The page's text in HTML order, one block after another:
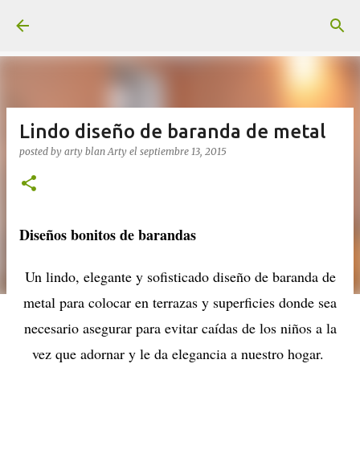
Lindo diseño de baranda de metal
posted by arty blanArty el septiembre 13, 2015
Diseños bonitos de barandas
Un lindo, elegante y sofisticado diseño de baranda de
metal para colocar en terrazas y superficies donde sea
necesario asegurar para evitar caídas de los niños a la
vez que adornar y le da elegancia a nuestro hogar.